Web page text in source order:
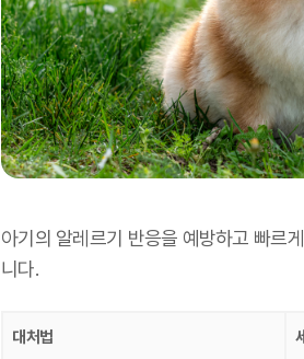
아기의 알레르기 반응을 예방하고 빠르
니다.
대처법